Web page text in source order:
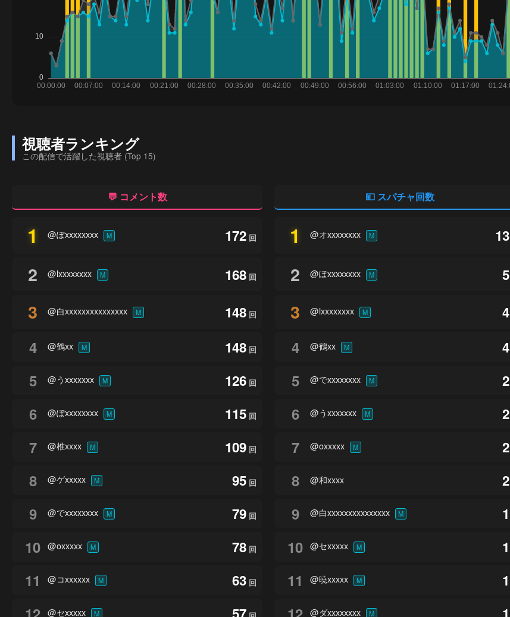
視聴者ランキング
この配信で活躍した視聴者 (Top 15)
💬 コメント数
1 @ぽxxxxxxxx M 172 回
2 @lxxxxxxxx M 168 回
3 @白xxxxxxxxxxxxxxx M 148 回
4 @鶴xx M 148 回
5 @うxxxxxxx M 126 回
6 @ぽxxxxxxxx M 115 回
7 @椎xxxx M 109 回
8 @ゲxxxxx M 95 回
9 @でxxxxxxxx M 79 回
10 @oxxxxx M 78 回
11 @コxxxxxx M 63 回
@セxxxxx M
💴 スパチャ回数
1 @オxxxxxxxx M 13
2 @ぽxxxxxxxx M 5
3 @lxxxxxxxx M 4
4 @鶴xx M 4
5 @でxxxxxxxx M 2
6 @うxxxxxxx M 2
7 @oxxxxx M 2
8 @和xxxx 2
9 @白xxxxxxxxxxxxxxx M 1
10 @セxxxxx M 1
11 @暁xxxxx M 1
@ダxxxxxxxx M